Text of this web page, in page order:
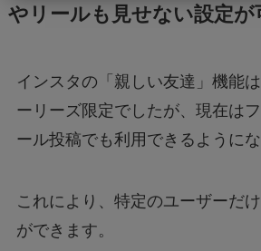
やリールも見せない設定が
インスタの「親しい友達」機能
ーリーズ限定でしたが、現在は
ール投稿でも利用できるようにな
これにより、特定のユーザーだ
ができます。